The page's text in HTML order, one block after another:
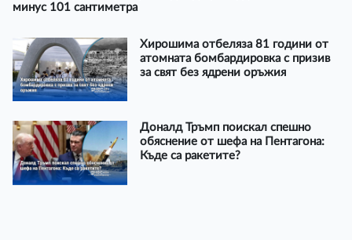
минус 101 сантиметра
Хирошима отбеляза 81 години от
атомната бомбардировка с призив
за свят без ядрени оръжия
Доналд Тръмп поискал спешно
обяснение от шефа на Пентагона:
Къде са ракетите?